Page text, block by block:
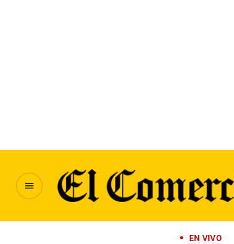
EN VIVO